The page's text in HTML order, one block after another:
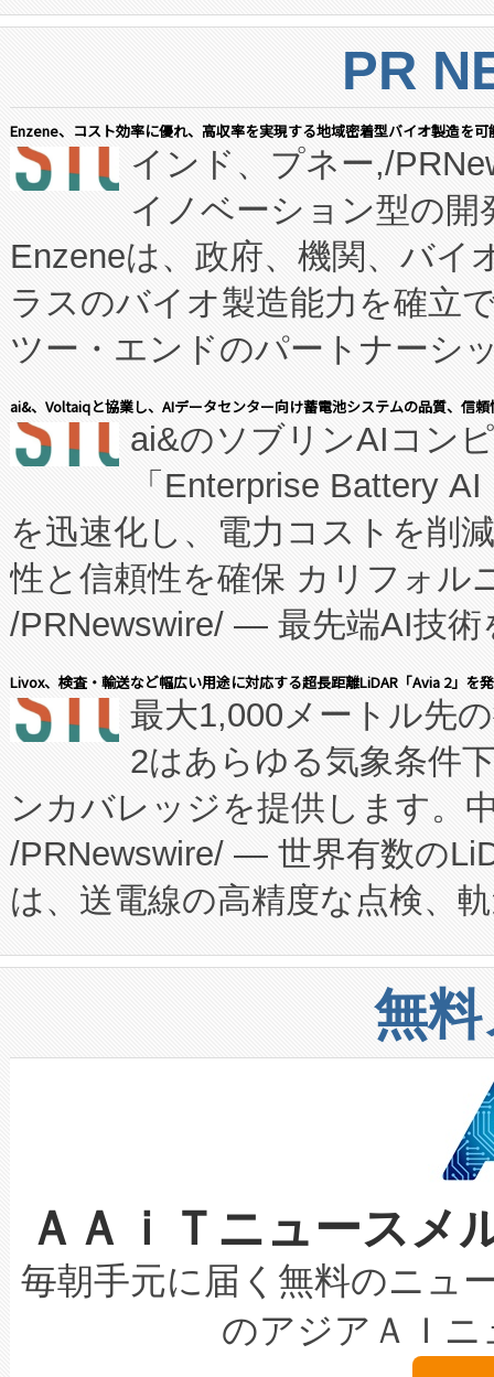
PR
Enzene、コスト効率に優れ、高収率を実現する地域密着型バイオ製造を
インド、プネー,/
イノベーション型の
Enzeneは、政府、機関、バイ
ラスのバイオ製造能力を確立
ツー・エンドのパートナーシ
表しました。 同社の実績ある
manufacturing™ (FCCM™) プ
たNeXは、バイオ医薬品製造
従来のフェッドバッチ施設の
に、患者やサプライチェーン
キー方式で拡張性が高く、持
す。FCCM‑を活用した現地生
患者にとっての費用負担を大
のアクセスを大幅に拡大する
Fully-Connected Continuous
プログラムには、施設設計・
に関する技術移転および知的
構造化トレーニングカリキュ
上げおよび商用化段階におけ
設備整備および立ち上げ調整
加組織は、Enzeneのバイオ
選定された製品について、自
取得できる可能性もあります
設には、3億～4億ドルかか
最高経営責任者（CEO）であ
す。「当社のfully-connected
ームを利用すれば、6,000万
ai&、Voltaiqと協業し、AIデータセンター向け蓄電池システムの品質、信
ai&のソブリンAIコン
「Enterprise Battery
を迅速化し、電力コストを削
性と信頼性を確保 カリフォル
/PRNewswire/ — 最先端AI技術
会社エーアイ・アンド：本社
President原信平）と、エンタ
ードするVoltaiqは、日本にあ
ーエネルギー貯蔵システム（
た。 Voltaiq独自のAI搭載プラ
定、統合、導入、運用に至る
安全性を追跡し、確保する事
増加しているデータセンター
る電力網に大きな負担をかけ
事業者の負担軽減という課題
系統連系を迅速にし、ピーク
限を超えて利用可能な電力容
持できるよう貢献します。こ
ービスレベル契約（SLA）違
テリー性能の劣化によるダウ
念は、現在データセンターが
Livox、検査・輸送など幅広い用途に対応する超長距離LiDAR「Avia 2」を
最大1,000メートル先
2はあらゆる気象条件
ンカバレッジを提供します。
/PRNewswire/ — 世界有数の
は、送電線の高精度な点検、
や穀物倉庫におけるバルク材
リューション「Avia 2」を発
したAvia 2は、1,000メート
狭視野のFOVを切り替えるこ
ケーブル、枝などの細かな対
なレーザースポットにより、
な環境下でも豊かなディテー
キロメートル範囲を検出
LiDAR for Inspections,
は1535 nmレーザーを搭載。
無
ＡＡｉＴニュース
毎朝手元に届く無料のニュ
のアジアＡＩ